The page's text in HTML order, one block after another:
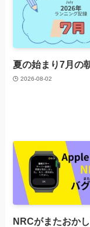
夏の始まり7月の
2026-08-02
NRCがまたおか